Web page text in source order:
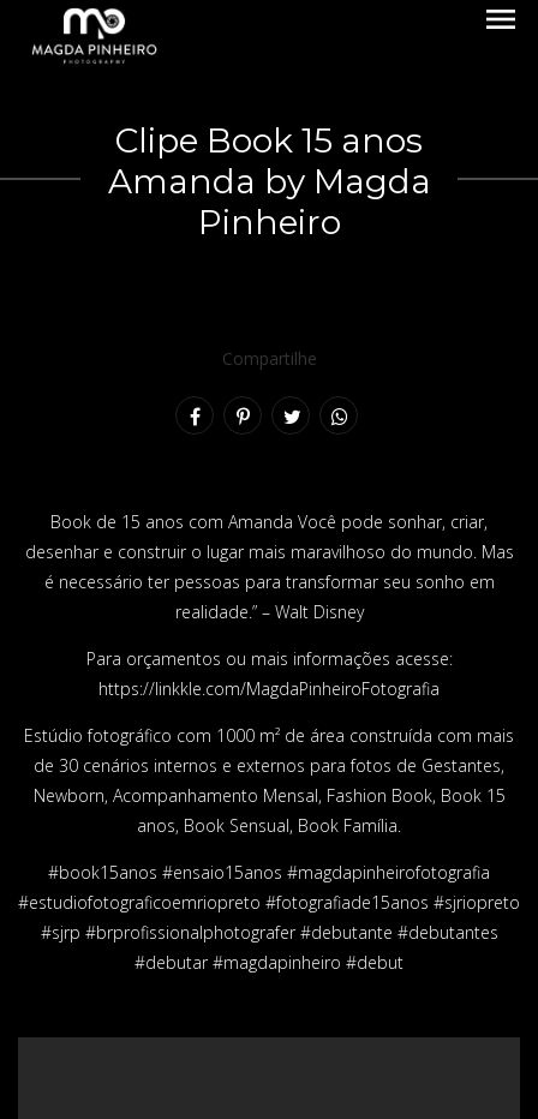
menu
Clipe Book 15 anos
Amanda by Magda
Pinheiro
Compartilhe
Book de 15 anos com Amanda Você pode sonhar, criar,
desenhar e construir o lugar mais maravilhoso do mundo. Mas
é necessário ter pessoas para transformar seu sonho em
realidade.” – Walt Disney
Para orçamentos ou mais informações acesse:
https://linkkle.com/MagdaPinheiroFotografia
Estúdio fotográfico com 1000 m² de área construída com mais
de 30 cenários internos e externos para fotos de Gestantes,
Newborn, Acompanhamento Mensal, Fashion Book, Book 15
anos, Book Sensual, Book Família.
#book15anos #ensaio15anos #magdapinheirofotografia
#estudiofotograficoemriopreto #fotografiade15anos #sjriopreto
#sjrp #brprofissionalphotografer #debutante #debutantes
#debutar #magdapinheiro #debut